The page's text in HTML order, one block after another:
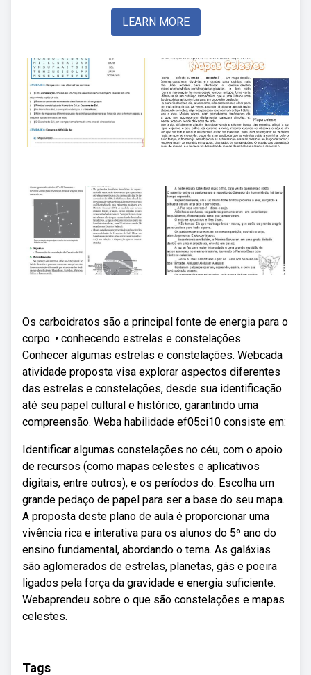
LEARN MORE
Os carboidratos são a principal fonte de energia para o
corpo. • conhecendo estrelas e constelações.
Conhecer algumas estrelas e constelações. Webcada
atividade proposta visa explorar aspectos diferentes
das estrelas e constelações, desde sua identificação
até seu papel cultural e histórico, garantindo uma
compreensão. Weba habilidade ef05ci10 consiste em:
Identificar algumas constelações no céu, com o apoio
de recursos (como mapas celestes e aplicativos
digitais, entre outros), e os períodos do. Escolha um
grande pedaço de papel para ser a base do seu mapa.
A proposta deste plano de aula é proporcionar uma
vivência rica e interativa para os alunos do 5º ano do
ensino fundamental, abordando o tema. As galáxias
são aglomerados de estrelas, planetas, gás e poeira
ligados pela força da gravidade e energia suficiente.
Webaprendeu sobre o que são constelações e mapas
celestes.
Tags